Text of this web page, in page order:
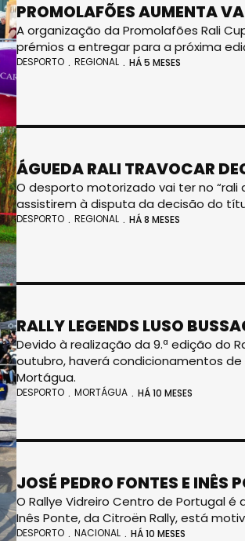
PROMOLAFÕES AUMENTA
A organização da Promolafões Rali
prémios a entregar para a próxima
DESPORTO REGIONAL HÁ 5 MESES
ÁGUEDA RALI TRAVOCAR
O desporto motorizado vai ter no
assistirem à disputa da decisão do
DESPORTO REGIONAL HÁ 8 MESES
RALLY LEGENDS LUSO
Devido à realização da 9.ª edição do
outubro, haverá condicionamentos
Mortágua.
DESPORTO MORTÁGUA HÁ 10 MESES
JOSÉ PEDRO FONTES E INÊS
O Rallye Vidreiro Centro de Portugal
Inês Ponte, da Citroën Rally, está
DESPORTO NACIONAL HÁ 10 MESES